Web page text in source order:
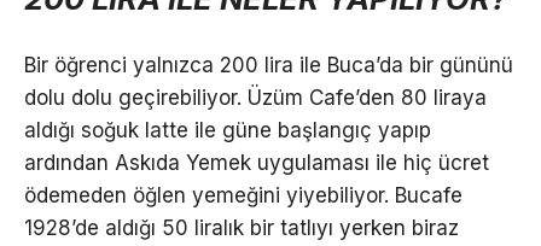
Bir öğrenci yalnızca 200 lira ile Buca’da bir gününü
dolu dolu geçirebiliyor. Üzüm Cafe’den 80 liraya
aldığı soğuk latte ile güne başlangıç yapıp
ardından Askıda Yemek uygulaması ile hiç ücret
ödemeden öğlen yemeğini yiyebiliyor. Bucafe
1928’de aldığı 50 liralık bir tatlıyı yerken biraz